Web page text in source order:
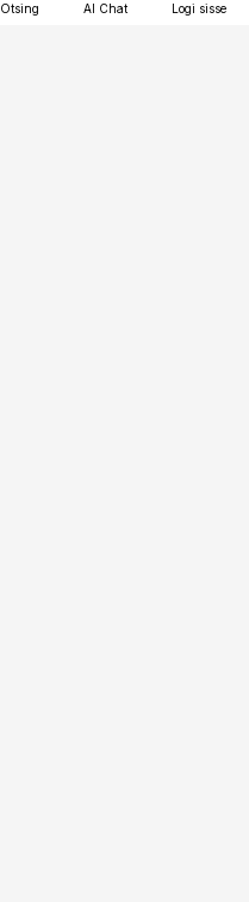
Otsing AI Chat Logi sisse